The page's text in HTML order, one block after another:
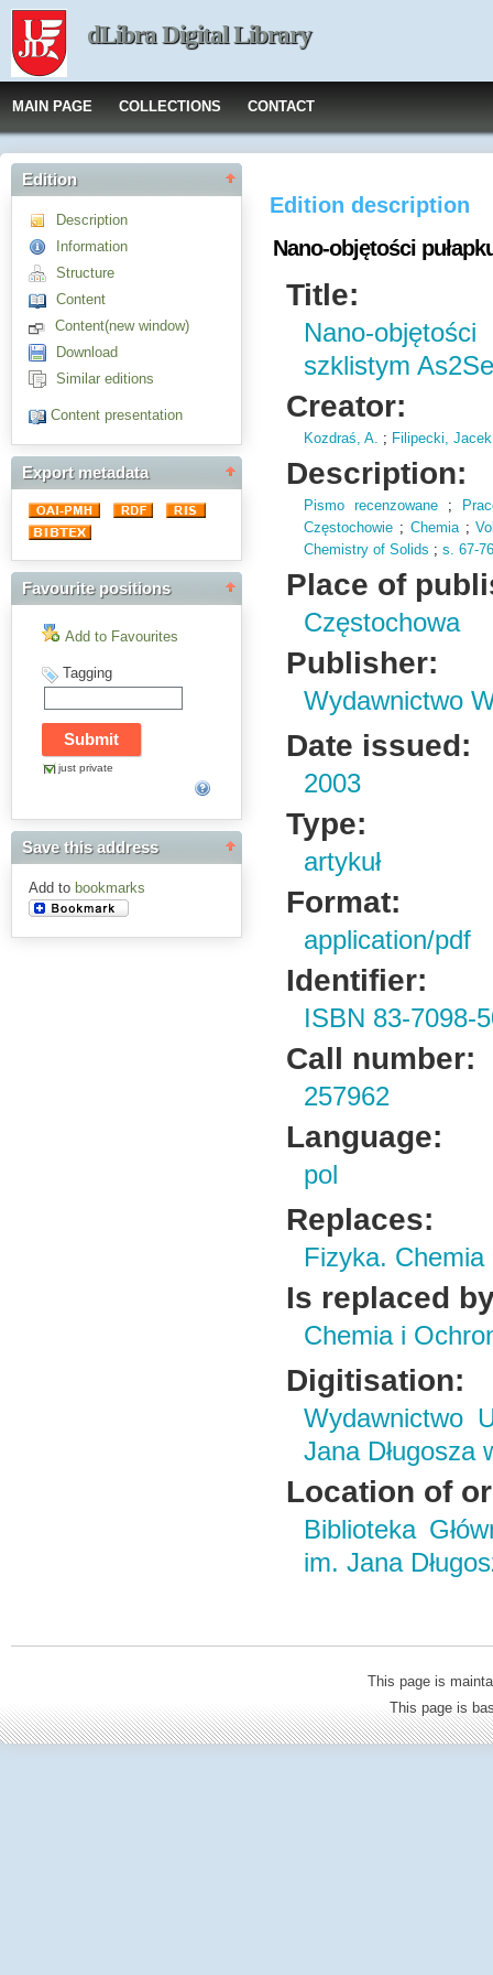
dLibra Digital Library
MAIN PAGE COLLECTIONS CONTACT
Edition
Description
Information
Structure
Content
Content(new window)
Download
Similar editions
Content presentation
Export metadata
Favourite positions
Add to Favourites
Tagging
just private
Save this address
Add to bookmarks
Edition description
Nano-objętości
Title:
Nano-
szklistym
Creator:
Kozdraś, A. ; Filipecki, Jacek
Description:
Pismo recenzowane ;
Częstochowie ; Chemia;
Chemistry of Solids ;s. 67-
Place of
Częstochowa
Publisher:
Wydawnictwo
Date issued:
2003
Type:
artykuł
Format:
application/pdf
Identifier:
ISBN 83-7098-
Call number:
257962
Language:
pol
Replaces:
Fizyka. Chemia
Is replaced
Chemia i
Digitisation:
Wydawnictwo
Jana Długosza
Location of
Biblioteka
im. Jana
This page is
This page is